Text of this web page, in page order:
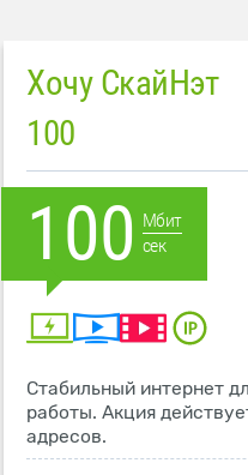
Хочу СкайНэт
100
100 Мбит
сек
Стабильный интернет
работы. Акция
адресов.